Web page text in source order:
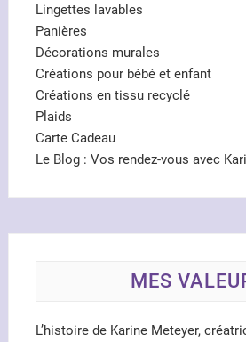
Lingettes lavables
Panières
Décorations murales
Créations pour bébé et enfant
Créations en tissu recyclé
Plaids
Carte Cadeau
Le Blog : Vos rendez-vous avec
MES
L’histoire de Karine Meteyer,